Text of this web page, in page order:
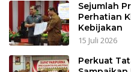
Sejumlah
Perhatian
Kebijakan
15 Juli 2026
Perkuat